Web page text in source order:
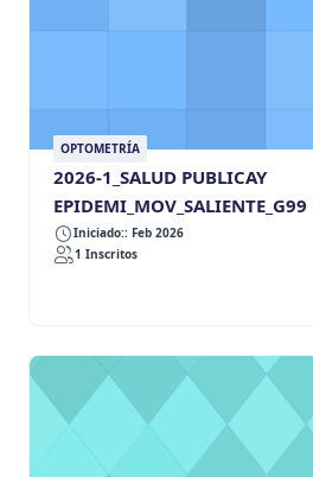
OPTOMETRÍA
2026-1_SALUD PUBLICAY
EPIDEMI_MOV_SALIENTE_G99
Iniciado:: Feb 2026
1 Inscritos